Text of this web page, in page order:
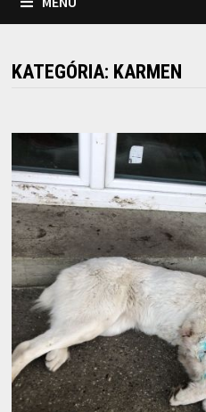
KATEGÓRIA: KARMEN